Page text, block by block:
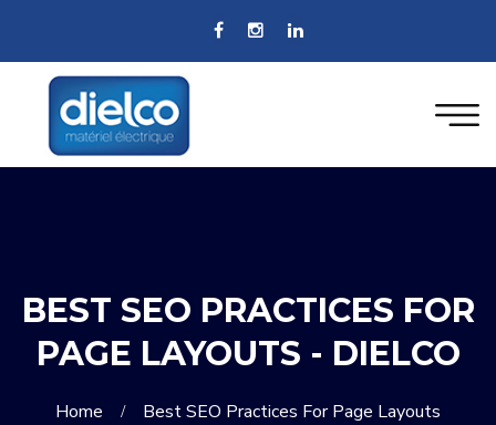
BEST SEO PRACTICES FOR
PAGE LAYOUTS - DIELCO
Home Best SEO Practices For Page Layouts